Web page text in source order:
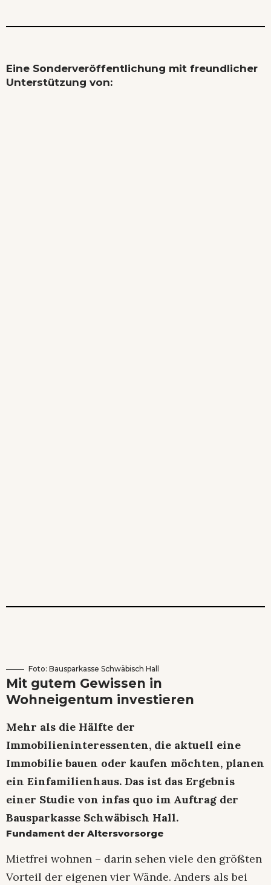
Eine Sonderveröffentlichung mit freundlicher
Unterstützung von:
Foto: Bausparkasse Schwäbisch Hall
Mit gutem Gewissen in
Wohneigentum investieren
Mehr als die Hälfte der
Immobilieninteressenten, die aktuell eine
Immobilie bauen oder kaufen möchten, planen
ein Einfamilienhaus. Das ist das Ergebnis
einer Studie von infas quo im Auftrag der
Bausparkasse Schwäbisch Hall.
Fundament der Altersvorsorge
Mietfrei wohnen – darin sehen viele den größten
Vorteil der eigenen vier Wände. Anders als bei